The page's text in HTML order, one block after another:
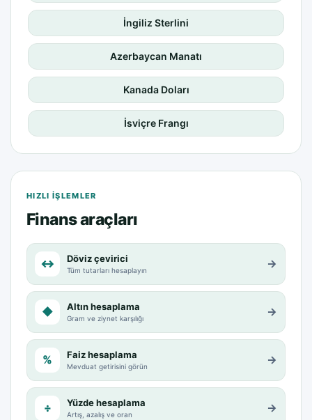
İngiliz Sterlini
Azerbaycan Manatı
Kanada Doları
İsviçre Frangı
HIZLI IŞLEMLER
Finans araçları
↔ Döviz çevirici
Tüm tutarları hesaplayın →
◆ Altın hesaplama
Gram ve ziynet karşılığı →
% Faiz hesaplama
Mevduat getirisini görün →
÷ Yüzde hesaplama
Artış, azalış ve oran →